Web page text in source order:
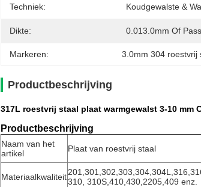
Techniek: Koudgewalste &
Dikte: 0.013.0mm Of
Markeren: 3.0mm 304 roestvrij
Productbeschrijving
317L roestvrij staal plaat warmgewalst 3-10
Productbeschrijving
Naam van het
artikel
Plaat van roestvrij staal
Materiaalkwaliteit310, 310S,410,430,2205,409 enz.